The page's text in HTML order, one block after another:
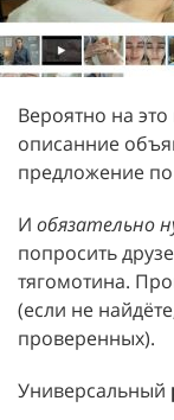
Вероятно на
описанние
предложение
И обязательно
попросить
тягомотина.
(если не
проверенных).
Универсальный